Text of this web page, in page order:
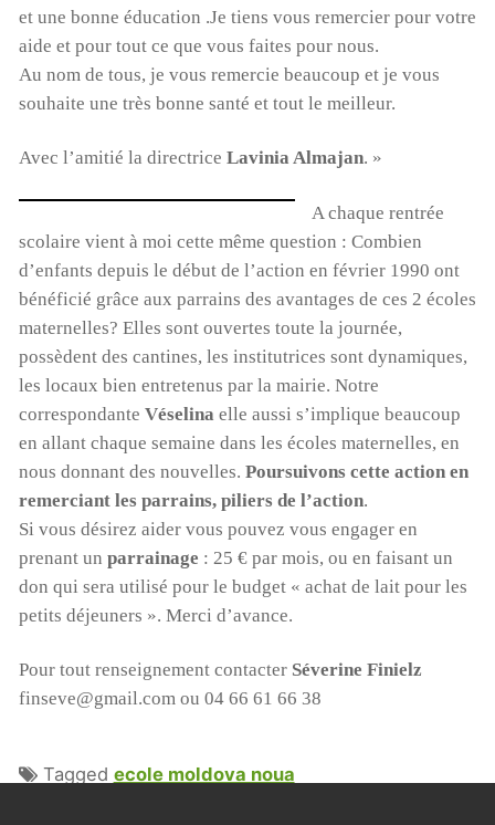
et une bonne éducation .Je tiens vous remercier pour votre
aide et pour tout ce que vous faites pour nous.
Au nom de tous, je vous remercie beaucoup et je vous
souhaite une très bonne santé et tout le meilleur.
Avec l’amitié la directrice Lavinia Almajan. »
A chaque rentrée
scolaire vient à moi cette même question : Combien
d’enfants depuis le début de l’action en février 1990 ont
bénéficié grâce aux parrains des avantages de ces 2 écoles
maternelles? Elles sont ouvertes toute la journée,
possèdent des cantines, les institutrices sont dynamiques,
les locaux bien entretenus par la mairie. Notre
correspondante Véselina elle aussi s’implique beaucoup
en allant chaque semaine dans les écoles maternelles, en
nous donnant des nouvelles. Poursuivons cette action en
remerciant les parrains, piliers de l’action.
Si vous désirez aider vous pouvez vous engager en
prenant un parrainage : 25 € par mois, ou en faisant un
don qui sera utilisé pour le budget « achat de lait pour les
petits déjeuners ». Merci d’avance.
Pour tout renseignement contacter Séverine Finielz
finseve@gmail.com ou 04 66 61 66 38
Tagged ecole moldova noua